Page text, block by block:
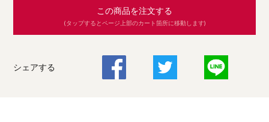
この商品を注文する
(タップするとページ上部のカート箇所に移動します)
シェアする